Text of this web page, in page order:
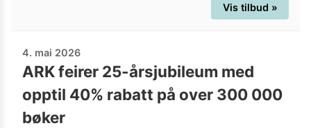
Vis tilbud »
4. mai 2026
ARK feirer 25-årsjubileum med
opptil 40% rabatt på over 300 000
bøker